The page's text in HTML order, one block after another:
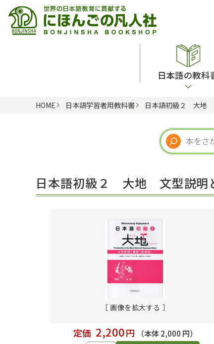
日本語の教科
留学生向け専門分野
練習問題
日本語学習関連副読本
カード・ゲーム・絵教材
ドイツ語辞典
語学・文法辞典
多言語社会・言語政策
HOME 日本語学習者用教科書 日本語初級２ 大地
日本語初級２ 大地 文型説明
［ 画像を拡大する ］
定価 2,200円
（本体 2,000 円）